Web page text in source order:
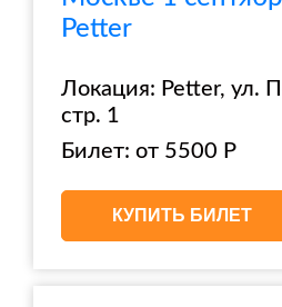
Petter
Локация: Petter, ул.
стр. 1
Билет: от 5500 Р
КУПИТЬ БИЛЕТ